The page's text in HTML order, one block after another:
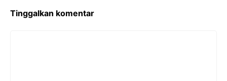
Tinggalkan komentar